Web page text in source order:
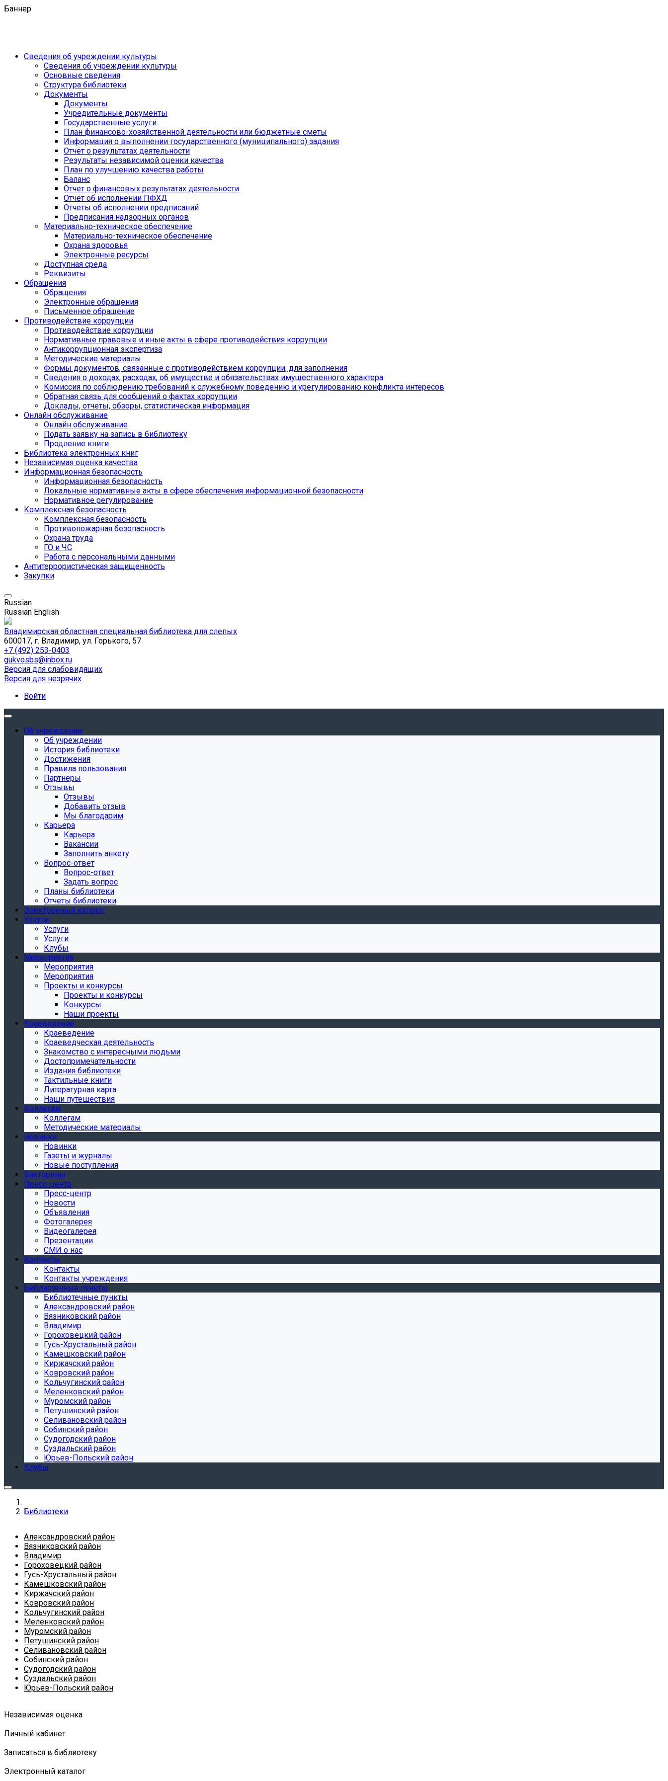
Баннер
Сведения об учреждении культуры
Сведения об учреждении культуры
Основные сведения
Структура библиотеки
Документы
Документы
Учредительные документы
Государственные услуги
План финансово-хозяйственной деятельности или бюджетные сметы
Информация о выполнении государственного (муниципального) задания
Отчёт о результатах деятельности
Результаты независимой оценки качества
План по улучшению качества работы
Баланс
Отчет о финансовых результатах деятельности
Отчет об исполнении ПФХД
Отчеты об исполнении предписаний
Предписания надзорных органов
Материально-техническое обеспечение
Материально-техническое обеспечение
Охрана здоровья
Электронные ресурсы
Доступная среда
Реквизиты
Обращения
Обращения
Электронные обращения
Письменное обращение
Противодействие коррупции
Противодействие коррупции
Нормативные правовые и иные акты в сфере противодействия коррупции
Антикоррупционная экспертиза
Методические материалы
Формы документов, связанные с противодействием коррупции, для заполнения
Сведения о доходах, расходах, об имуществе и обязательствах имущественного характера
Комиссия по соблюдению требований к служебному поведению и урегулированию конфликта интересов
Обратная связь для сообщений о фактах коррупции
Доклады, отчеты, обзоры, статистическая информация
Онлайн обслуживание
Онлайн обслуживание
Подать заявку на запись в библиотеку
Продление книги
Библиотека электронных книг
Независимая оценка качества
Информационная безопасность
Информационная безопасность
Локальные нормативные акты в сфере обеспечения информационной безопасности
Нормативное регулирование
Комплексная безопасность
Комплексная безопасность
Противопожарная безопасность
Охрана труда
ГО и ЧС
Работа с персональными данными
Антитеррористическая защищенность
Закупки
Russian
Russian English
Владимирская областная специальная библиотека для слепых
600017, г. Владимир, ул. Горького, 57
+7 (492) 253-0403
gukvosbs@inbox.ru
Версия для слабовидящих
Версия для незрячих
Войти
Об учреждении
Об учреждении
История библиотеки
Достижения
Правила пользования
Партнёры
Отзывы
Отзывы
Добавить отзыв
Мы благодарим
Карьера
Карьера
Вакансии
Заполнить анкету
Вопрос-ответ
Вопрос-ответ
Задать вопрос
Планы библиотеки
Отчеты библиотеки
Электронный каталог
Услуги
Услуги
Услуги
Клубы
Мероприятия
Мероприятия
Мероприятия
Проекты и конкурсы
Проекты и конкурсы
Конкурсы
Наши проекты
Краеведение
Краеведение
Краеведческая деятельность
Знакомство с интересными людьми
Достопримечательности
Издания библиотеки
Тактильные книги
Литературная карта
Наши путешествия
Коллегам
Коллегам
Методические материалы
Новинки
Новинки
Газеты и журналы
Новые поступления
Викторины
Пресс-центр
Пресс-центр
Новости
Объявления
Фотогалерея
Видеогалерея
Презентации
СМИ о нас
Контакты
Контакты
Контакты учреждения
Библиотечные пункты
Библиотечные пункты
Александровский район
Вязниковский район
Владимир
Гороховецкий район
Гусь-Хрустальный район
Камешковский район
Киржачский район
Ковровский район
Кольчугинский район
Меленковский район
Муромский район
Петушинский район
Селивановский район
Собинский район
Судогодский район
Суздальский район
Юрьев-Польский район
Клубы
Библиотеки
Александровский район
Вязниковский район
Владимир
Гороховецкий район
Гусь-Хрустальный район
Камешковский район
Киржачский район
Ковровский район
Кольчугинский район
Меленковский район
Муромский район
Петушинский район
Селивановский район
Собинский район
Судогодский район
Суздальский район
Юрьев-Польский район
Независимая оценка
Личный кабинет
Записаться в библиотеку
Электронный каталог